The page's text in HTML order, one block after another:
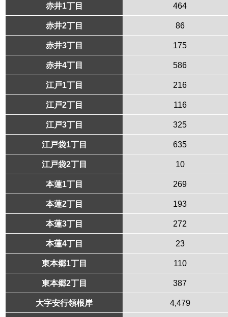
赤井1丁目 464
赤井2丁目 86
赤井3丁目 175
赤井4丁目 586
江戸1丁目 216
江戸2丁目 116
江戸3丁目 325
江戸袋1丁目 635
江戸袋2丁目 10
本蓮1丁目 269
本蓮2丁目 193
本蓮3丁目 272
本蓮4丁目 23
東本郷1丁目 110
東本郷2丁目 387
大字安行領根岸 4,479